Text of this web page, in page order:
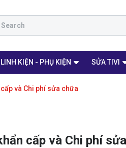
KIỆN - PHỤ KIỆN SỬA TIVI
và Chi phí sửa chữa
cấp và Chi phí